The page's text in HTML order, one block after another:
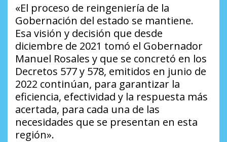
«El proceso de reingeniería de la
Gobernación del estado se mantiene.
Esa visión y decisión que desde
diciembre de 2021 tomó el Gobernador
Manuel Rosales y que se concretó en los
Decretos 577 y 578, emitidos en junio de
2022 continúan, para garantizar la
eficiencia, efectividad y la respuesta más
acertada, para cada una de las
necesidades que se presentan en esta
región».